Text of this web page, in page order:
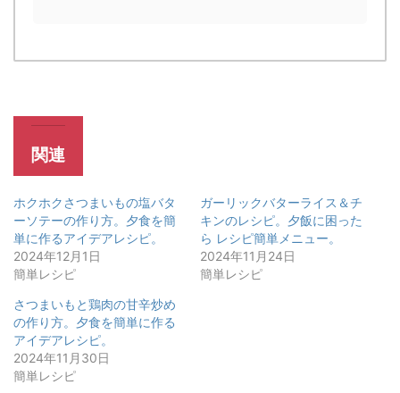
関連
ホクホクさつまいもの塩バタ
ーソテーの作り方。夕食を簡
単に作るアイデアレシピ。
2024年12月1日
簡単レシピ
ガーリックバターライス＆チ
キンのレシピ。夕飯に困った
ら レシピ簡単メニュー。
2024年11月24日
簡単レシピ
さつまいもと鶏肉の甘辛炒め
の作り方。夕食を簡単に作る
アイデアレシピ。
2024年11月30日
簡単レシピ